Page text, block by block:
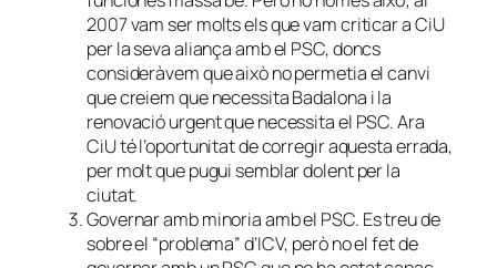
2007 vam ser molts els que vam criticar a CiU
per la seva aliança amb el PSC, doncs
consideràvem que això no permetia el canvi
que creiem que necessita Badalona i la
renovació urgent que necessita el PSC. Ara
CiU té l’oportunitat de corregir aquesta errada,
per molt que pugui semblar dolent per la
ciutat.
Governar amb minoria amb el PSC. Es treu de
sobre el “problema” d’ICV, però no el fet de